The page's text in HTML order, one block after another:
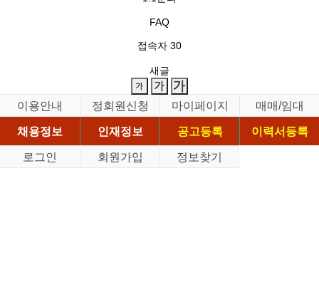
FAQ
접속자 30
새글
이용안내 정회원신청 마이페이지
매매/임대
채용정보
인재정보 공고등록
이력서등록
로그인
회원가입 정보찾기